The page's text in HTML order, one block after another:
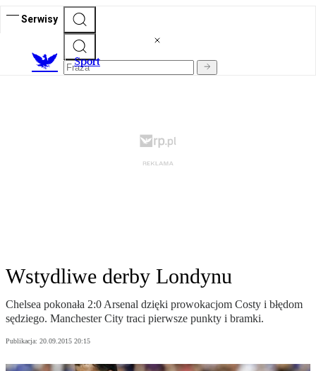
Serwisy
Sport
Wstydliwe derby Londynu
Chelsea pokonała 2:0 Arsenal dzięki prowokacjom Costy i błędom
sędziego. Manchester City traci pierwsze punkty i bramki.
Publikacja: 20.09.2015 20:15